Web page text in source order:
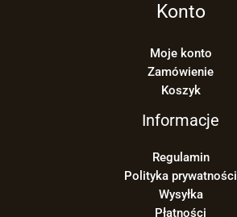
Konto
Moje konto
Zamówienie
Koszyk
Informacje
Regulamin
Polityka prywatności
Wysyłka
Płatności